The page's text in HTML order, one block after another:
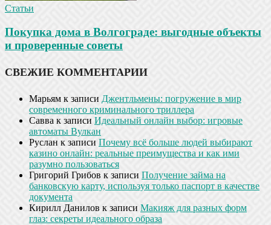
Статьи
Покупка дома в Волгограде: выгодные объекты
и проверенные советы
СВЕЖИЕ КОММЕНТАРИИ
Марьям к записи Джентльмены: погружение в мир
современного криминального триллера
Савва к записи Идеальный онлайн выбор: игровые
автоматы Вулкан
Руслан к записи Почему всё больше людей выбирают
казино онлайн: реальные преимущества и как ими
разумно пользоваться
Григорий Грибов к записи Получение займа на
банковскую карту, используя только паспорт в качестве
документа
Кирилл Данилов к записи Макияж для разных форм
глаз: секреты идеального образа